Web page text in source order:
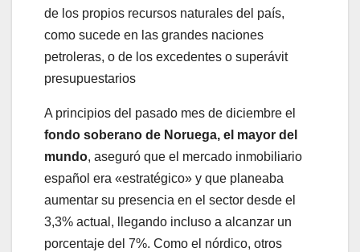
de los propios recursos naturales del país,
como sucede en las grandes naciones
petroleras, o de los excedentes o superávit
presupuestarios
A principios del pasado mes de diciembre el
fondo soberano de Noruega, el mayor del
mundo, aseguró que el mercado inmobiliario
español era «estratégico» y que planeaba
aumentar su presencia en el sector desde el
3,3% actual, llegando incluso a alcanzar un
porcentaje del 7%. Como el nórdico, otros